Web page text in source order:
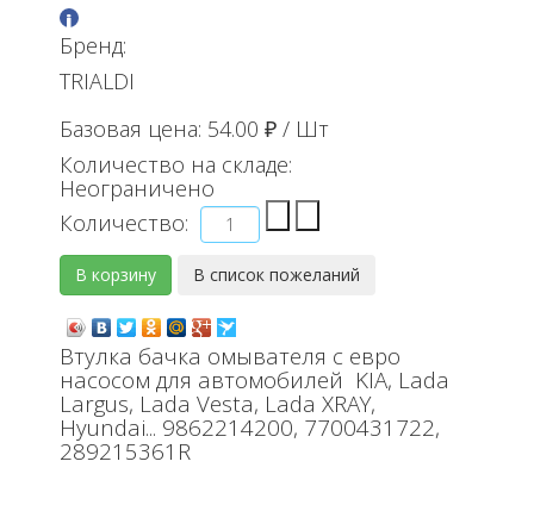
Бренд:
TRIALDI
Базовая цена: 54.00 ₽ / Шт
Количество на складе:
Неограничено
Количество:
Втулка бачка омывателя с евро
насосом для автомобилей KIA, Lada
Largus, Lada Vesta, Lada XRAY,
Hyundai... 9862214200, 7700431722,
289215361R